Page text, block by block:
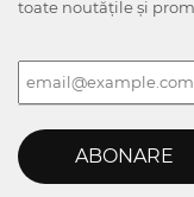
toate noutățile și
ABONARE